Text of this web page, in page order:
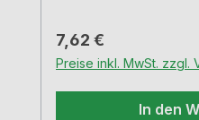
Regulärer Preis:
7,62 €
Preise inkl. MwSt. zzgl.
In den